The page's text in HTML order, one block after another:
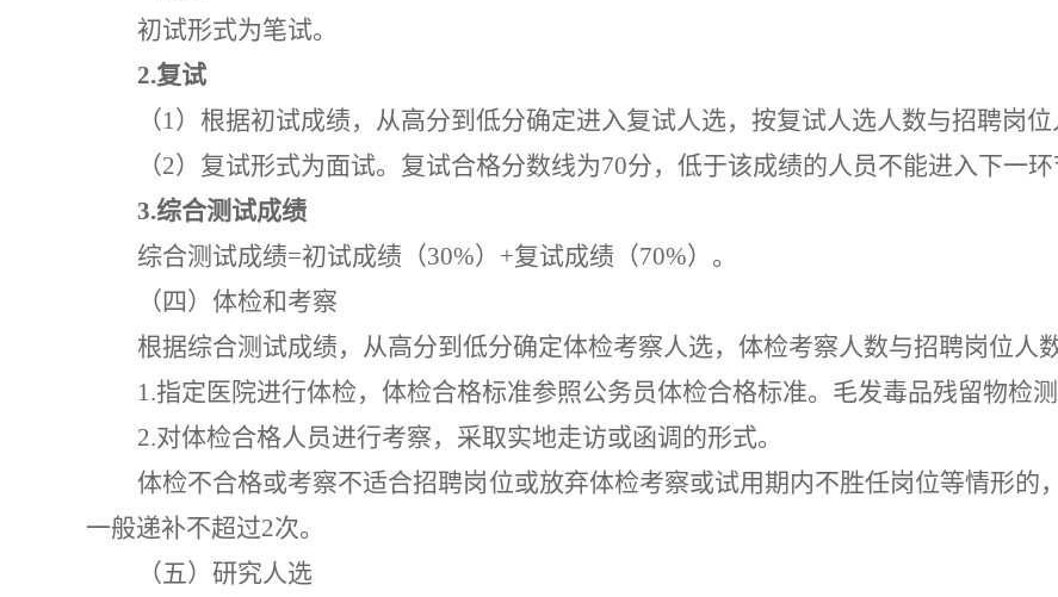
初试形式为笔试。
2.复试
（1）根据初试成绩，从高分到低分确定进入复试人选，按复试人选人数与招聘岗
（2） 复试形式为面试。复试合格分数线为70分，低于该成绩的人员不能进入下一环
3.综合测试成绩
综合测试成绩=初试成绩（30%）+复试成绩（70%）。
（四）体检和考察
根据综合测试成绩，从高分到低分确定体检考察人选，体检考察人数与招聘岗位人
1.指定医院进行体检，体检合格标准参照公务员体检合格标准。 毛发毒品残留物检
2.对体检合格人员进行考察，采取实地走访或函调的形式。
体检不合格或考察不适合招聘岗位或放弃体检考察或试用期内不胜任岗位等情形的，
一般递补不超过2次。
（五）研究人选